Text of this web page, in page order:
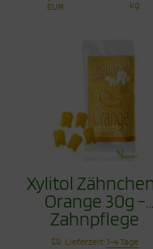
EUR
kg
Xylitol
Orange 30g -
Zahnpflege
Bonbons
Lieferzeit:1-4 Tage